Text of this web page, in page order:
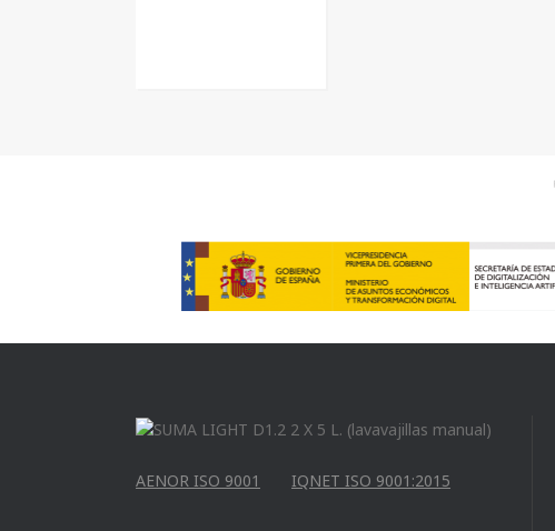
AENOR ISO 9001 IQNET ISO 9001:2015